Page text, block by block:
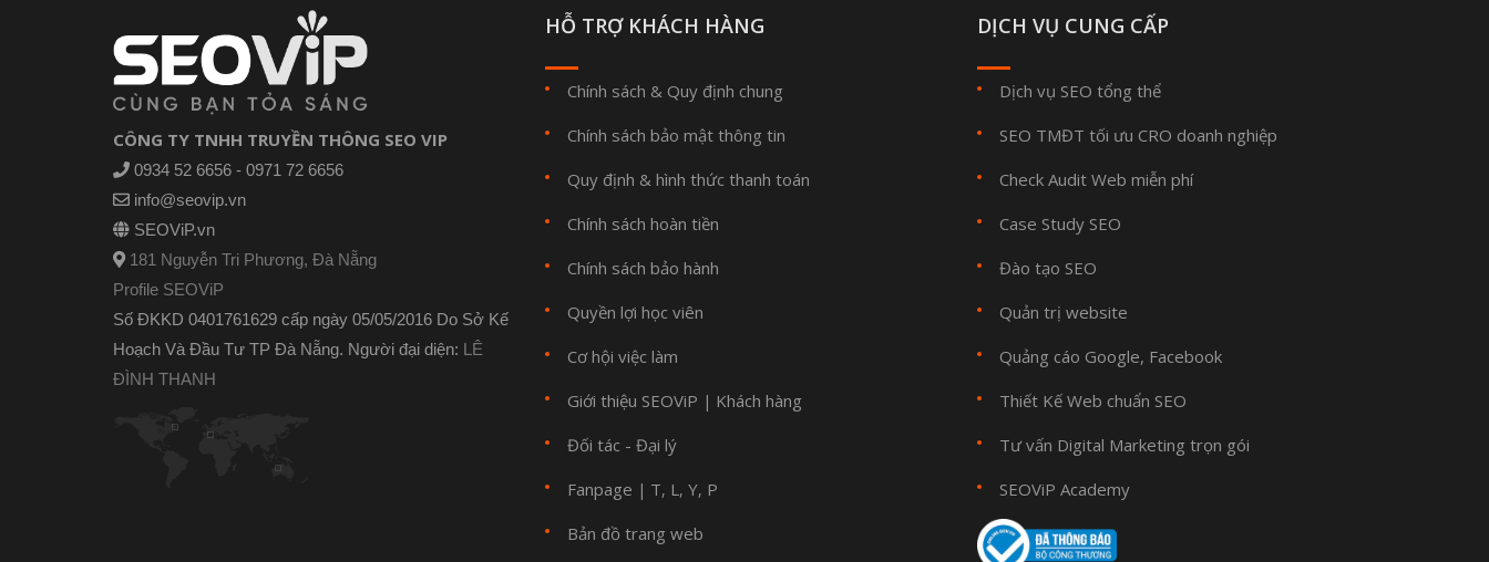
CÔNG TY TNHH TRUYỀN THÔNG SEO VIP
0934 52 6656 - 0971 72 6656
info@seovip.vn
SEOViP.vn
181 Nguyễn Tri Phương, Đà Nẵng
Profile SEOViP
Số ĐKKD 0401761629 cấp ngày 05/05/2016 Do Sở Kế
Hoạch Và Đầu Tư TP Đà Nẵng. Người đại diện: LÊ
ĐÌNH THANH
HỖ TRỢ KHÁCH HÀNG
Chính sách & Quy định chung
Chính sách bảo mật thông tin
Quy định & hình thức thanh toán
Chính sách hoàn tiền
Chính sách bảo hành
Quyền lợi học viên
Cơ hội việc làm
Giới thiệu SEOViP | Khách hàng
Đối tác - Đại lý
Fanpage | T, L, Y, P
Bản đồ trang web
DỊCH VỤ CUNG CẤP
Dịch vụ SEO tổng thể
SEO TMĐT tối ưu CRO doanh nghiệp
Check Audit Web miễn phí
Case Study SEO
Đào tạo SEO
Quản trị website
Quảng cáo Google, Facebook
Thiết Kế Web chuẩn SEO
Tư vấn Digital Marketing trọn gói
SEOViP Academy